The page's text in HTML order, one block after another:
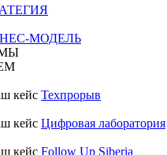
МОДЕЛЬ
кейс Техпрорыв
кейс Цифровая лаборатория
кейс Follow Up Siberia